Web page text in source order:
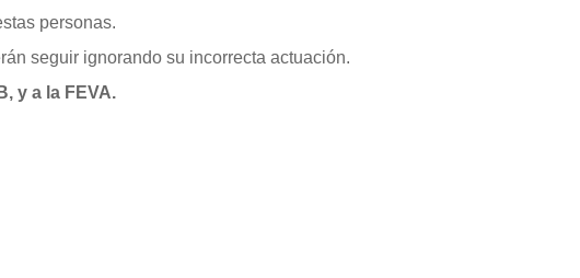
personas.
seguir ignorando su incorrecta actuación.
y a la FEVA.